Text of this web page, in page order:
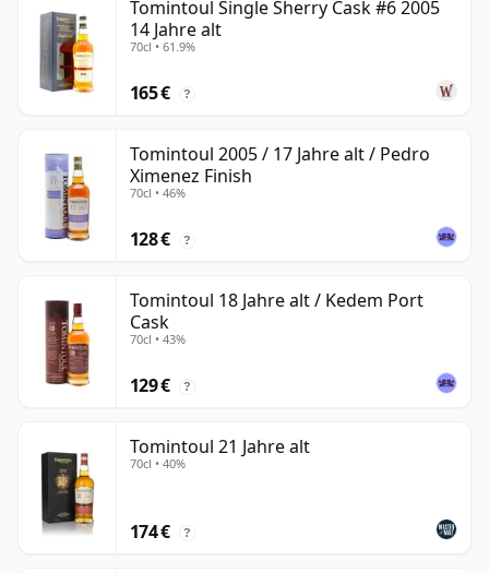
Tomintoul Single Sherry Cask #6 2005
14 Jahre alt
70cl • 61.9%
165 € ?
Tomintoul 2005 / 17 Jahre alt / Pedro
Ximenez Finish
70cl • 46%
128 € ?
Tomintoul 18 Jahre alt / Kedem Port
Cask
70cl • 43%
129 € ?
Tomintoul 21 Jahre alt
70cl • 40%
174 € ?